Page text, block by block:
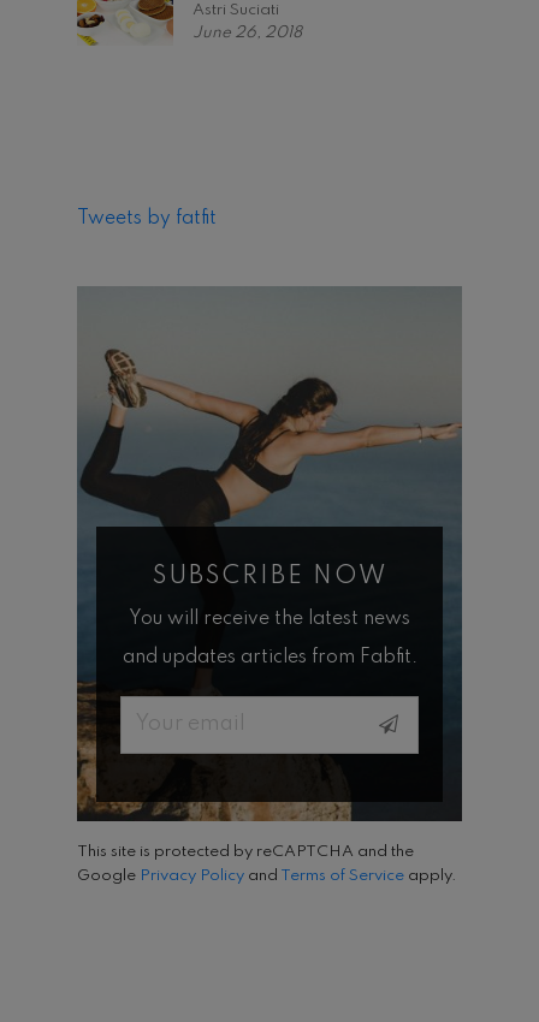
Astri Suciati
June 26, 2018
Tweets by fatfit
SUBSCRIBE NOW
You will receive the latest news
and updates articles from Fabfit.
Email
This site is protected by reCAPTCHA and the
Google Privacy Policy and Terms of Service apply.